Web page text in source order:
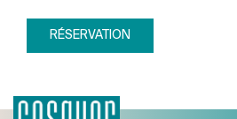
RÉSERVATION